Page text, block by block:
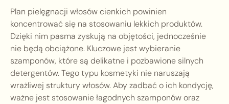
Plan pielęgnacji włosów cienkich powinien
koncentrować się na stosowaniu lekkich produktów.
Dzięki nim pasma zyskują na objętości, jednocześnie
nie będą obciążone. Kluczowe jest wybieranie
szamponów, które są delikatne i pozbawione silnych
detergentów. Tego typu kosmetyki nie naruszają
wrażliwej struktury włosów. Aby zadbać o ich kondycję,
ważne jest stosowanie łagodnych szamponów oraz